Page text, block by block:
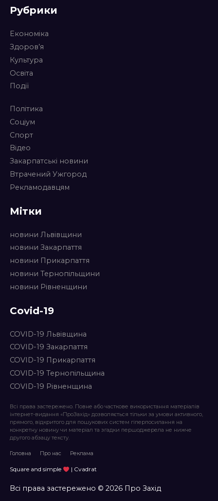
Рубрики
Економіка
Здоров’я
Культура
Освіта
Події
Політика
Соціум
Спорт
Відео
Закарпатські новини
Втрачений Ужгород
Рекламодавцям
Мітки
новини Львівщини
новини Закарпаття
новини Прикарпаття
новини Тернопільщини
новини Рівненщини
Covid-19
COVID-19 Львівщина
COVID-19 Закарпаття
COVID-19 Прикарпаття
COVID-19 Тернопільщина
COVID-19 Рівненщина
Всі права застережено. Повне або часткове використання матеріалів
інтернет-видання «ПроЗахід» дозволяється тільки за умови активного,
прямого, відкритого для пошукових систем гіперпосилання на
конкретну новину чи матеріал та згадки першоджерела не нижче
другого абзацу тексту.
Головна Про нас Реклама
Square and simple | Cvadrat
Всі права застережено © 2026 Про Захід